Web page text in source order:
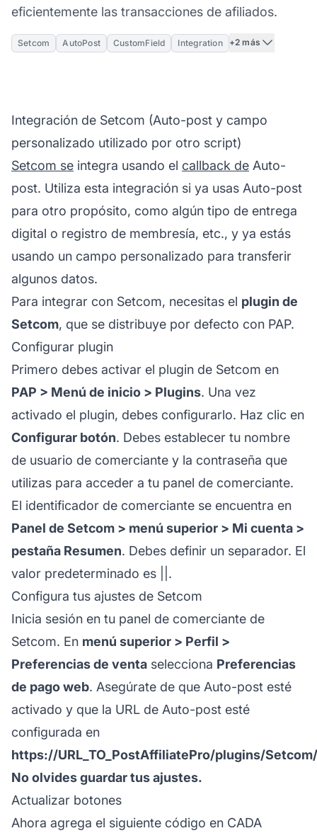
eficientemente las transacciones de afiliados.
Setcom AutoPost CustomField Integration +2 más
Integración de Setcom (Auto-post y campo
personalizado utilizado por otro script)
Setcom se integra usando el callback de Auto-
post. Utiliza esta integración si ya usas Auto-post
para otro propósito, como algún tipo de entrega
digital o registro de membresía, etc., y ya estás
usando un campo personalizado para transferir
algunos datos.
Para integrar con Setcom, necesitas el plugin de
Setcom, que se distribuye por defecto con PAP.
Configurar plugin
Primero debes activar el plugin de Setcom en
PAP > Menú de inicio > Plugins. Una vez
activado el plugin, debes configurarlo. Haz clic en
Configurar botón. Debes establecer tu nombre
de usuario de comerciante y la contraseña que
utilizas para acceder a tu panel de comerciante.
El identificador de comerciante se encuentra en
Panel de Setcom > menú superior > Mi cuenta >
pestaña Resumen. Debes definir un separador. El
valor predeterminado es ||.
Configura tus ajustes de Setcom
Inicia sesión en tu panel de comerciante de
Setcom. En menú superior > Perfil >
Preferencias de venta selecciona Preferencias
de pago web. Asegúrate de que Auto-post esté
activado y que la URL de Auto-post esté
configurada en
https://URL_TO_PostAffiliatePro/plugins/
No olvides guardar tus ajustes.
Actualizar botones
Ahora agrega el siguiente código en CADA